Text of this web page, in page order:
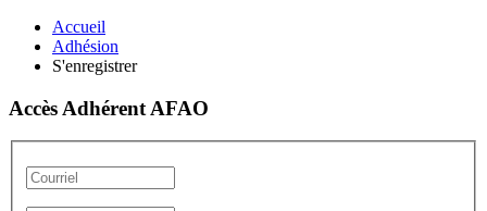
Accueil
Adhésion
S'enregistrer
Accès Adhérent AFAO